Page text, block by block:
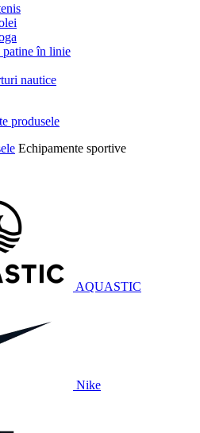
patine în linie
nautice
Echipamente sportive
AQUASTIC
Nike